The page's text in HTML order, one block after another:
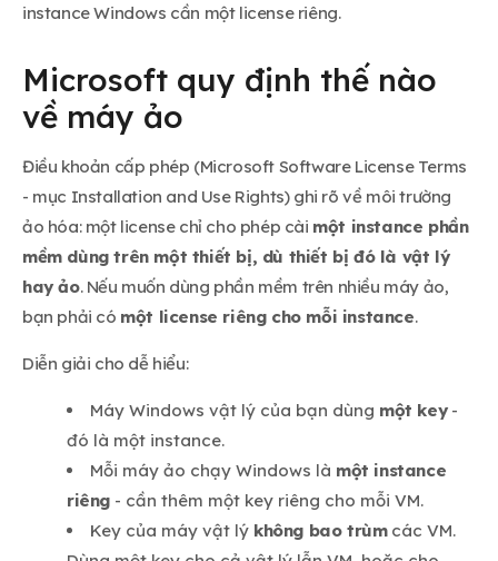
instance Windows cần một license riêng.
Microsoft quy định thế nào
về máy ảo
Điều khoản cấp phép (Microsoft Software License Terms
- mục Installation and Use Rights) ghi rõ về môi trường
ảo hóa: một license chỉ cho phép cài một instance phần
mềm dùng trên một thiết bị, dù thiết bị đó là vật lý
hay ảo. Nếu muốn dùng phần mềm trên nhiều máy ảo,
bạn phải có một license riêng cho mỗi instance.
Diễn giải cho dễ hiểu:
Máy Windows vật lý của bạn dùng một key-
đó là một instance.
Mỗi máy ảo chạy Windows là một instance
riêng - cần thêm một key riêng cho mỗi VM.
Key của máy vật lý không bao trùmcác VM.